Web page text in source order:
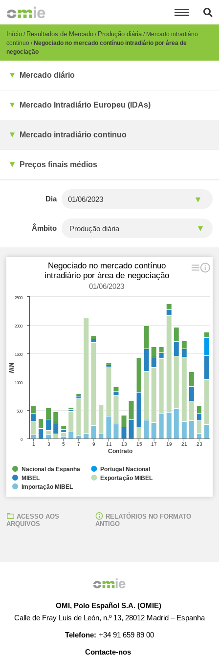
para
conteúdo
principal
Breadcrumb
Início Resultados de Mercado Produção diária Mercado intradiário
continuo Negociado no mercado contínuo intradiário por área de
negociação
Mercado diário
Mercado Intradiário Europeu (IDAs)
Mercado intradiário continuo
Preços finais médios
Dia
Âmbito
Contrato
MW
Negociado no mercado contínuo
intradiário por área de negociação
01/06/2023
1 3 5 7 9 11 13 15 17 19 21 23
0
500
1000
1500
2000
2500
Nacional da Espanha Portugal Nacional
MIBEL Exportação MIBEL
Importação MIBEL
ACESSO AOS
ARQUIVOS
RELATÓRIOS NO FORMATO
ANTIGO
OMI, Polo Español S.A. (OMIE)
Calle de Fray Luis de León, n.º 13, 28012 Madrid – Espanha
Telefone: +34 91 659 89 00
Contacte-nos